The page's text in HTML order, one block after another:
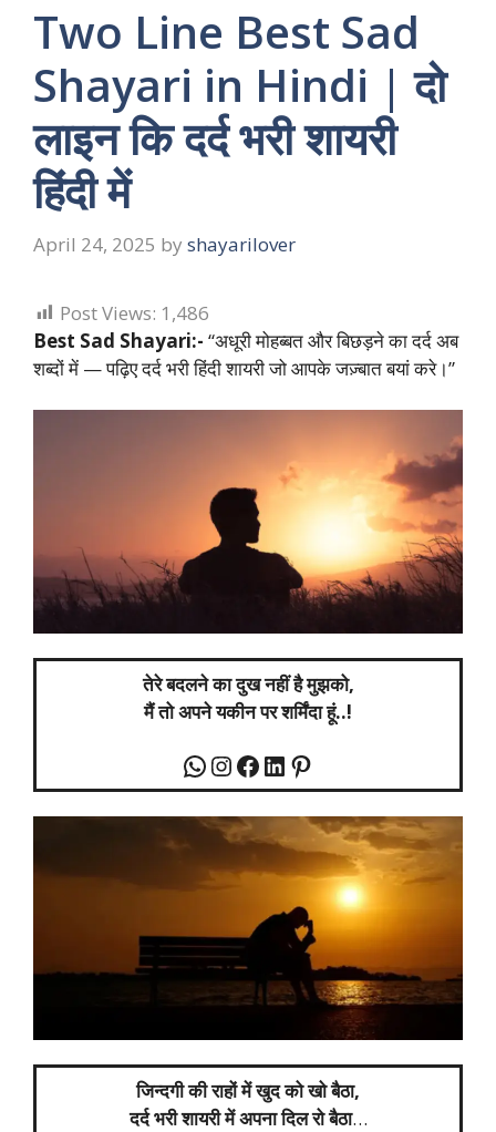
Two Line Best Sad
Shayari in Hindi | दो
लाइन कि दर्द भरी शायरी
हिंदी में
April 24, 2025 by shayarilover
Post Views: 1,486
Best Sad Shayari:- “अधूरी मोहब्बत और बिछड़ने का दर्द अब
शब्दों में — पढ़िए दर्द भरी हिंदी शायरी जो आपके जज़्बात बयां करे।”
तेरे बदलने का दुख नहीं है मुझको,
मैं तो अपने यकीन पर शर्मिंदा हूं..!
जिन्दगी की राहों में खुद को खो बैठा,
दर्द भरी शायरी में अपना दिल रो बैठा…